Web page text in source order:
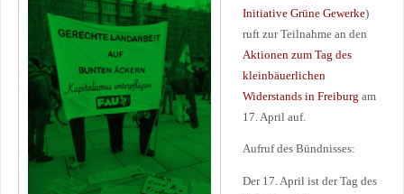
Initiative Grüne Gewerke)
ruft zur Teilnahme an den
Aktionen zum Tag des
kleinbäuerlichen
Widerstands in Freiburg am
17. April auf.
Aufruf des Bündnisses:
Der 17. April ist der Tag des